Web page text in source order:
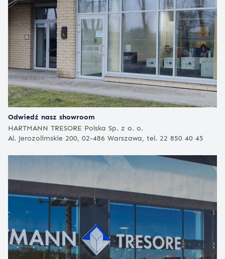
Odwiedź nasz showroom
HARTMANN TRESORE Polska Sp. z o. o.
Al. Jerozolimskie 200, 02-486 Warszawa, tel. 22 850 40 45